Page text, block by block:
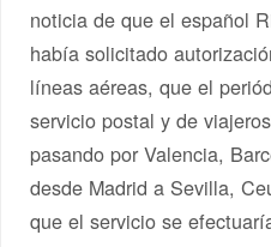
noticia de que el español
había solicitado
líneas aéreas, que el
servicio postal y de
pasando por Valencia,
desde Madrid a Sevilla,
que el servicio se